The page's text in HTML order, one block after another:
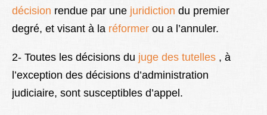
Lexique
Better Health
décision rendue par une juridiction du premier
degré, et visant à la réformer ou a l’annuler.
2- Toutes les décisions du juge des tutelles , à
l’exception des décisions d’administration
judiciaire, sont susceptibles d’appel.